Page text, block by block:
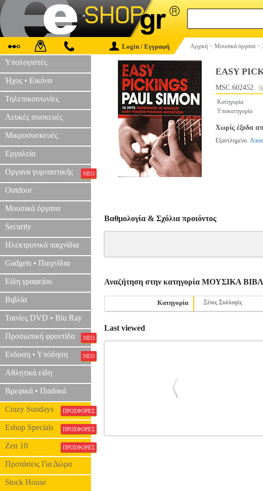
Login / Εγγραφή Αρχική > Μουσικά όργανα >
Υπολογιστές
Ήχος • Εικόνα
Τηλεπικοινωνίες
Λευκές συσκευές
Μικροσυσκευές
Εργαλεία
Οργανα γυμναστικής ΝΕΟ
Outdoor
Μουσικά όργανα
Security
Ηλεκτρονικά παιχνίδια
Gadgets • Παιχνίδια
Είδη γραφείου
Βιβλία
Ταινίες DVD • Blu Ray
Προσωπική φροντίδα ΝΕΟ
Ενδυση • Υπόδηση ΝΕΟ
Αθλητικά είδη
Βρεφικά • Παιδικά
Crazy Sundays ΠΡΟΣΦΟΡΕΣ
Eshop Specials ΠΡΟΣΦΟΡΕΣ
Zen 10 ΠΡΟΣΦΟΡΕΣ
Προτάσεις Για Δώρα
Stock House
EASY
MSC.602452
Κατηγορία
Υποκατηγορία
Χωρίς έξοδα
Εξαντλημένο.
Βαθμολογία & Σχόλια προιόντος
Αναζήτηση στην κατηγορία ΜΟΥΣΙΚΑ
Κατηγορία Ξένες Συλλογές
Last viewed